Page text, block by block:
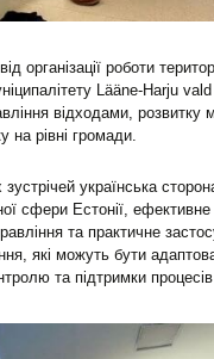
організації роботи
Lääne-Harju
відходами, розвитку
на рівні громади.
українська
сфери Естонії,
та практичне
які можуть бути
та підтримки